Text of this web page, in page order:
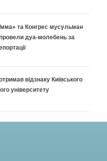
та Конгрес мусульман
дуа-молебень за
відзнаку Київського
університету